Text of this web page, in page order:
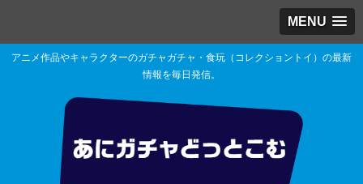
MENU
アニメ作品やキャラクターのガチャガチャ・食玩（コレクショントイ）の最新
情報を毎日発信。